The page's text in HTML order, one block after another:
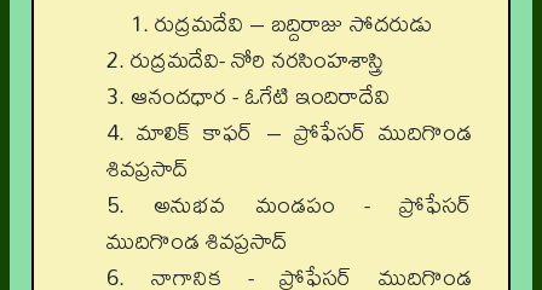
1.రుద్రమదేవి – బద్దిరాజు సోదరుడు
2.రుద్రమదేవి- నోరి నరసింహశాస్త్రి
3.ఆనందధార - ఓగేటి ఇందిరాదేవి
4. మాలిక్ కాఫర్ – ప్రోఫేసర్ ముదిగొండ
శివప్రసాద్
5.
అనుభవ మండపం - ప్రోఫేసర్
ముదిగొండ శివప్రసాద్
6.
నాగానిక - ప్రోఫేసర్ ముదిగొండ